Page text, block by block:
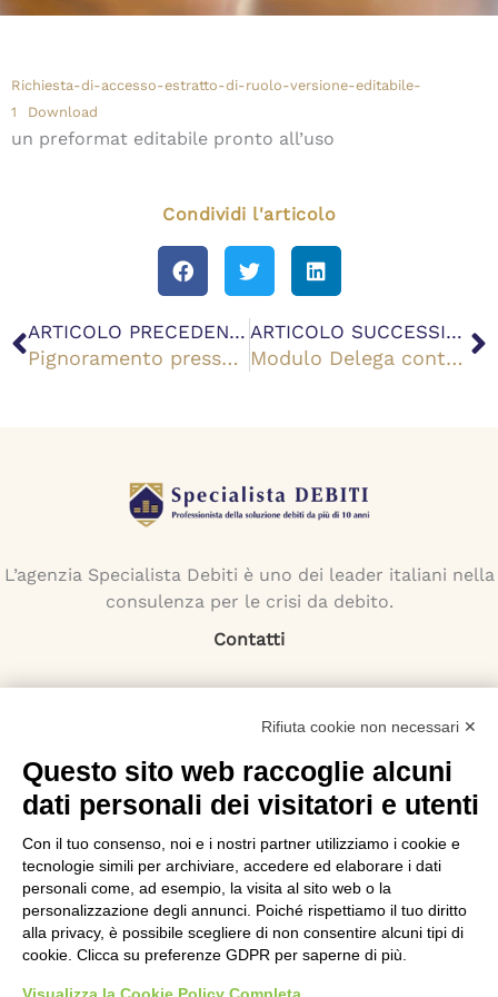
Richiesta-di-accesso-estratto-di-ruolo-versione-editabile-
1
Download
un preformat editabile pronto all’uso
Condividi l'articolo
Precedente ARTICOLO PRECEDENTE
Pignoramento presso terzi Equitalia: regole, limiti e procedura
ARTICOLO SUCCESSIVO
Modulo Delega contribuente
L’agenzia Specialista Debiti è uno dei leader italiani nella
consulenza per le crisi da debito.
Contatti
Via Monti Iblei 12 - 90146 Palermo
Numero Verde:
800-034.597
contattaci@specialistadebiti.it
I nostri servizi
Esdebitamento
Rifiuta cookie non necessari ✕
Questo sito web raccoglie alcuni
dati personali dei visitatori e utenti
Con il tuo consenso, noi e i nostri partner utilizziamo i cookie e
tecnologie simili per archiviare, accedere ed elaborare i dati
personali come, ad esempio, la visita al sito web o la
personalizzazione degli annunci. Poiché rispettiamo il tuo diritto
alla privacy, è possibile scegliere di non consentire alcuni tipi di
cookie. Clicca su preferenze GDPR per saperne di più.